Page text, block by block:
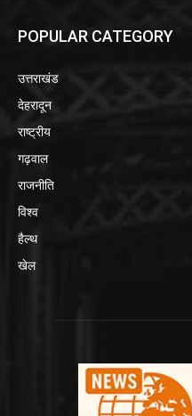
POPULAR CATEGORY
उत्तराखंड
देहरादून
राष्ट्रीय
गढ़वाल
राजनीति
विश्व
हैल्थ
खेल